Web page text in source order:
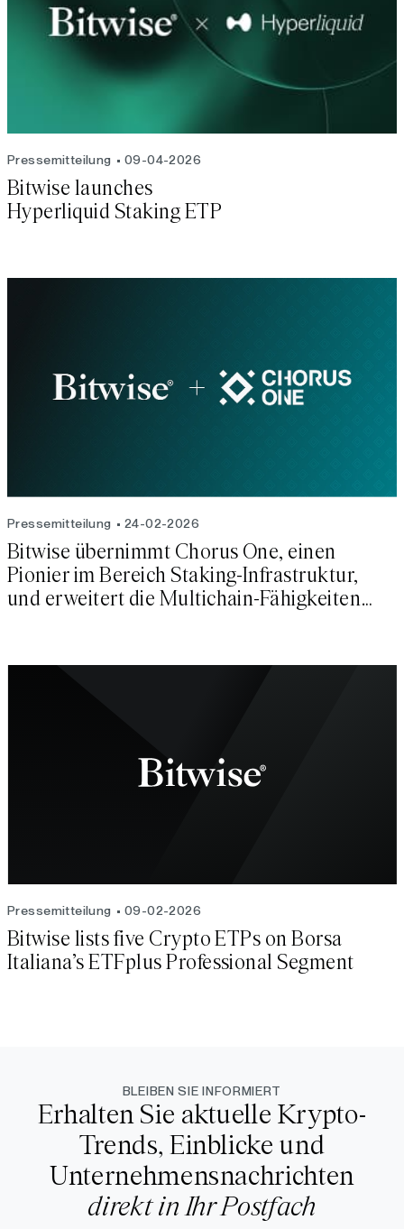
Pressemitteilung 09-04-2026
Bitwise launches
Hyperliquid Staking ETP
Pressemitteilung 24-02-2026
Bitwise übernimmt Chorus One, einen
Pionier im Bereich Staking-Infrastruktur,
und erweitert die Multichain-Fähigkeiten
Pressemitteilung 09-02-2026
Bitwise lists five Crypto ETPs on Borsa
Italiana’s ETFplus Professional Segment
BLEIBEN SIE INFORMIERT
Erhalten Sie aktuelle Krypto-
Trends, Einblicke und
Unternehmensnachrichten
direkt in Ihr Postfach